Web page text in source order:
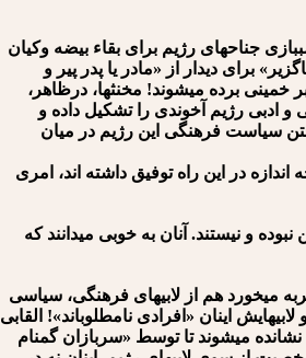
جناح⁯های رژیم برای بقاء بیضه وکیان
برای دیدار از «مادر یا پدر پیر و
خمینی برده می⁯شوند! مخنث⁯ها، درظاهر،
و ادبی رژیم آخوندی را تشکیل داده⁯ و
سیاست فرهنگی این رژیم در میان
در این راه توفیق داشته اند، امری
و نیستند. آنان به خوبی می⁯دانند که
می⁯خورد هم از لابی⁯های فرهنگی، سیاسی
اینان «افرادی نامطلوب⁯اند»! القابی
نشانده می⁯شوند تا توسط «سربازان گمنام